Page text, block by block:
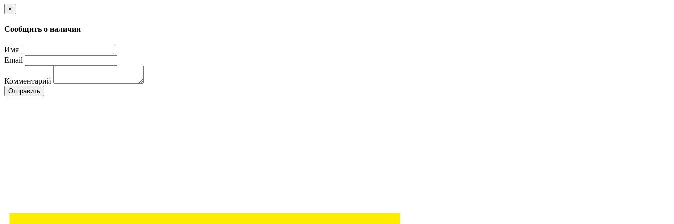
×
Сообщить о наличии
Имя
Email
Комментарий
Отправить